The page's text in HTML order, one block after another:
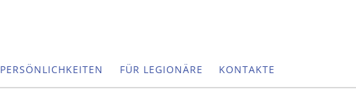
PERSÖNLICHKEITEN FÜR LEGIONÄRE KONTAKTE